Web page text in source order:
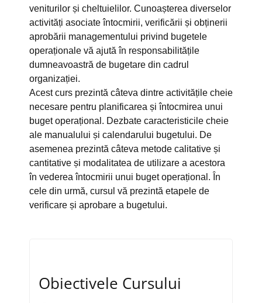
veniturilor și cheltuielilor. Cunoașterea diverselor
activități asociate întocmirii, verificării și obținerii
aprobării managementului privind bugetele
operaționale vă ajută în responsabilitățile
dumneavoastră de bugetare din cadrul
organizației.
Acest curs prezintă câteva dintre activitățile cheie
necesare pentru planificarea și întocmirea unui
buget operațional. Dezbate caracteristicile cheie
ale manualului și calendarului bugetului. De
asemenea prezintă câteva metode calitative și
cantitative și modalitatea de utilizare a acestora
în vederea întocmirii unui buget operațional. În
cele din urmă, cursul vă prezintă etapele de
verificare și aprobare a bugetului.
Obiectivele Cursului